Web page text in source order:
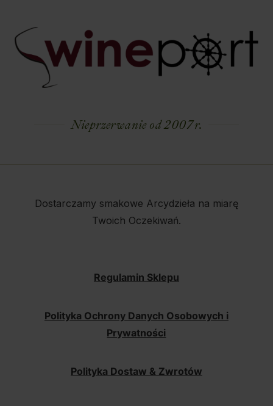
Nieprzerwanie od 2007 r.
Dostarczamy smakowe Arcydzieła na miarę
Twoich Oczekiwań.
Regulamin Sklepu
Polityka Ochrony Danych Osobowych i
Prywatności
Polityka Dostaw & Zwrotów